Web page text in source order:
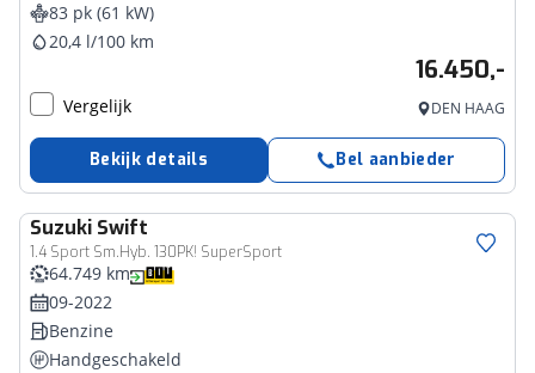
83 pk (61 kW)
20,4 l/100 km
16.450,-
Vergelijk DEN HAAG
Bekijk details Bel aanbieder
Suzuki Swift
1.4 Sport Sm.Hyb. 130PK! SuperSport
64.749 km
09-2022
Benzine
Handgeschakeld